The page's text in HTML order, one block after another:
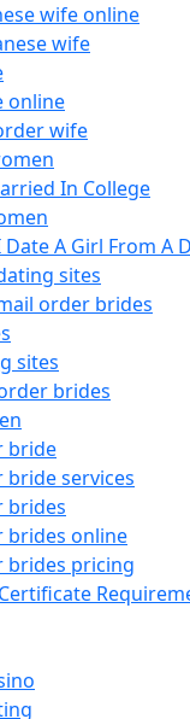
wife online
wife
online
wife
In College
Date A Girl From A
sites
order brides
sites
brides
bride
bride services
brides
brides online
brides pricing